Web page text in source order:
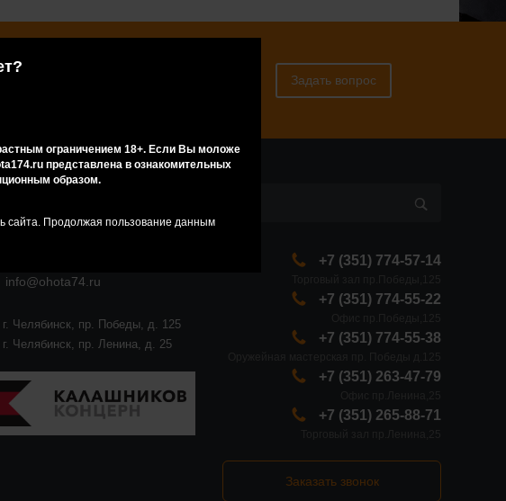
ограничением 18+. Если Вы моложе
представлена в ознакомительных
образом.
сайта. Продолжая пользование данным
обратиться за консультацией к
Задать вопрос
info@ohota74.ru
г. Челябинск, пр. Победы, д. 125
г. Челябинск, пр. Ленина, д. 25
+7 (351) 774-57-14
+7 (351) 774-55-22
+7 (351) 774-55-38
+7 (351) 263-47-79
+7 (351) 265-88-71
Заказать звонок